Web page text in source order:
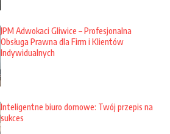
JPM Adwokaci Gliwice – Profesjonalna
Obsługa Prawna dla Firm i Klientów
Indywidualnych
Inteligentne biuro domowe: Twój przepis na
sukces